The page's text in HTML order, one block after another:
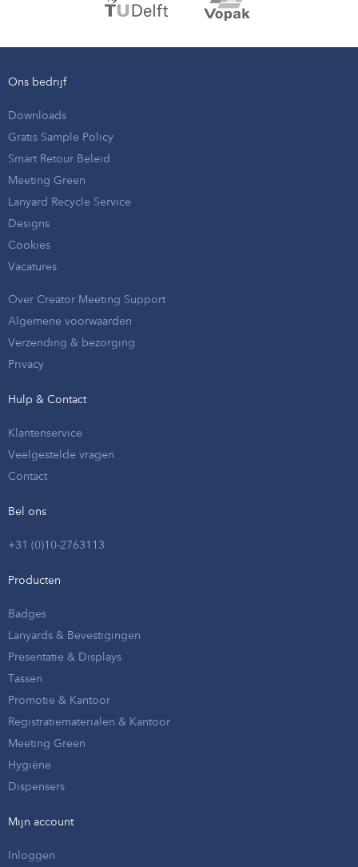
Ons bedrijf
Downloads
Gratis Sample Policy
Smart Retour Beleid
Meeting Green
Lanyard Recycle Service
Designs
Cookies
Vacatures
Over Creator Meeting Support
Algemene voorwaarden
Verzending & bezorging
Privacy
Hulp & Contact
Klantenservice
Veelgestelde vragen
Contact
Bel ons
+31 (0)10-2763113
Producten
Badges
Lanyards & Bevestigingen
Presentatie & Displays
Tassen
Promotie & Kantoor
Registratiematerialen & Kantoor
Meeting Green
Hygiëne
Dispensers
Mijn account
Inloggen